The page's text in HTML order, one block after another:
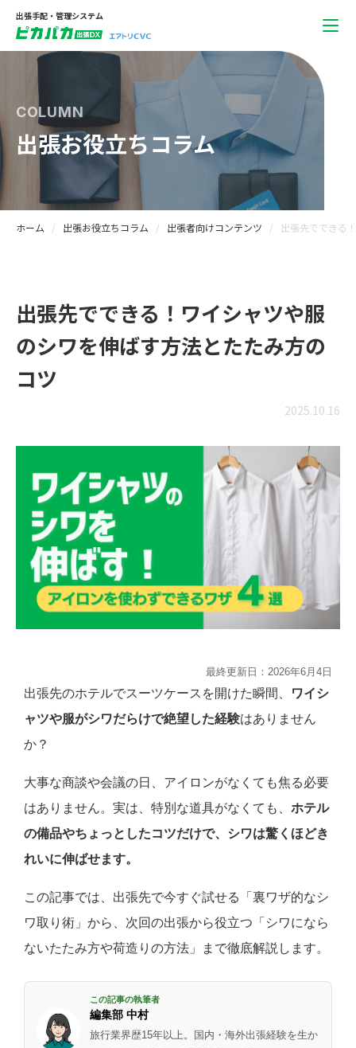
出張手配・管理システム
COLUMN
出張お役立ちコラム
ホーム 出張お役立ちコラム 出張者向けコンテンツ 出張先でできる
出張先でできる！ワイシャツや服
のシワを伸ばす方法とたたみ方の
コツ
2025.10.16
最終更新日： 2026年6月4日
出張先のホテルでスーツケースを開けた瞬間、
ワイシ
ャツや服がシワだらけで絶望した経験はありません
か？
大事な商談や会議の日、アイロンがなくても焦る必要
はありません。実は、特別な道具がなくても、 ホテル
の備品やちょっとしたコツだけで、シワは驚くほどき
れいに伸ばせます。
この記事では、出張先で今すぐ試せる「裏ワザ的なシ
ワ取り術」から、次回の出張から役立つ「シワになら
ないたたみ方や荷造りの方法」まで徹底解説します。
この記事の執筆者
編集部 中村
旅行業界歴15年以上。国内・海外出張経験を生か